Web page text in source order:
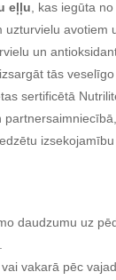
eļļu, kas iegūta
uzturvielu avotiem
un
tās
sertificētā
daudzumu uz
vakarā pēc